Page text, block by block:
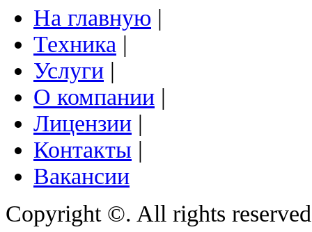
На главную |
Техника |
Услуги |
О компании |
Лицензии |
Контакты |
Вакансии
Copyright ©. All rights